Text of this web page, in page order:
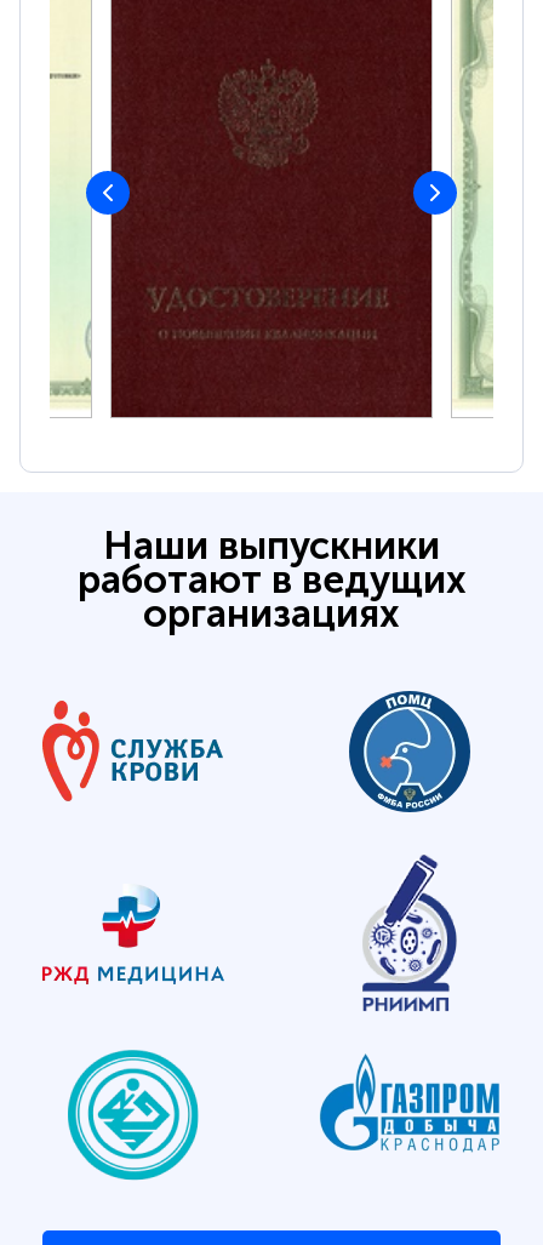
Наши выпускники
работают в ведущих
организациях